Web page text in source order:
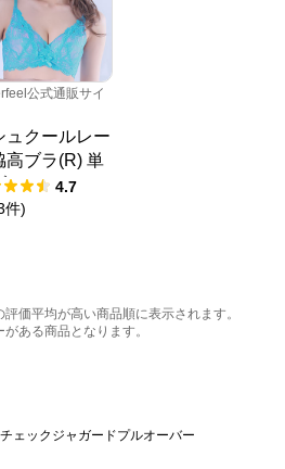
公式通販サイ
ュクールレー
高ブラ(R) 単
ラジャー
4.7
件)
価平均が高い商品順に表示されます。
ある商品となります。
チェックジャガードプルオーバー